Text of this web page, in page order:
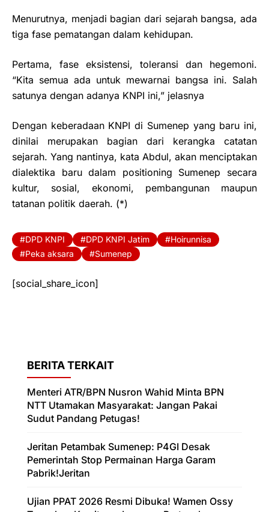
Menurutnya, menjadi bagian dari sejarah bangsa, ada
tiga fase pematangan dalam kehidupan.
Pertama, fase eksistensi, toleransi dan hegemoni.
“Kita semua ada untuk mewarnai bangsa ini. Salah
satunya dengan adanya KNPI ini,” jelasnya
Dengan keberadaan KNPI di Sumenep yang baru ini,
dinilai merupakan bagian dari kerangka catatan
sejarah. Yang nantinya, kata Abdul, akan menciptakan
dialektika baru dalam positioning Sumenep secara
kultur, sosial, ekonomi, pembangunan maupun
tatanan politik daerah. (*)
DPD KNPI DPD KNPI Jatim
Hoirunnisa
Peka aksara
Sumenep
[social_share_icon]
BERITA TERKAIT
Menteri ATR/BPN Nusron Wahid Minta BPN
NTT Utamakan Masyarakat: Jangan Pakai
Sudut Pandang Petugas!
Jeritan Petambak Sumenep: P4GI Desak
Pemerintah Stop Permainan Harga Garam
Pabrik!Jeritan
Ujian PPAT 2026 Resmi Dibuka! Wamen Ossy